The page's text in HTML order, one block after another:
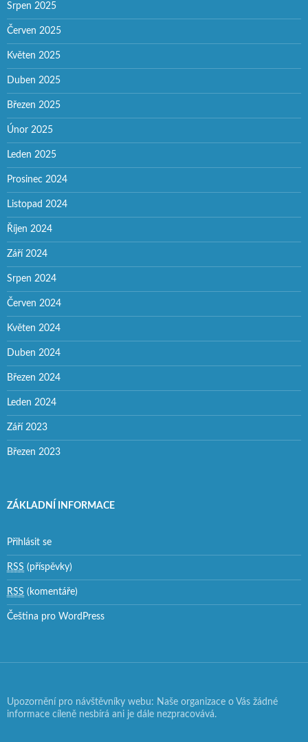
Srpen 2025
Červen 2025
Květen 2025
Duben 2025
Březen 2025
Únor 2025
Leden 2025
Prosinec 2024
Listopad 2024
Říjen 2024
Září 2024
Srpen 2024
Červen 2024
Květen 2024
Duben 2024
Březen 2024
Leden 2024
Září 2023
Březen 2023
ZÁKLADNÍ INFORMACE
Přihlásit se
RSS (příspěvky)
RSS (komentáře)
Čeština pro WordPress
Upozornění pro návštěvníky webu: Naše organizace o Vás žádné
informace cíleně nesbírá ani je dále nezpracovává.